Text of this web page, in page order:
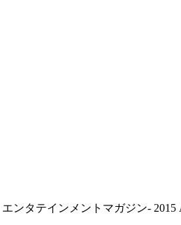
ンタテインメントマガジン- 2015